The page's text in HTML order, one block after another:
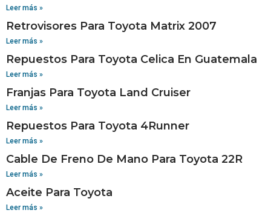
Leer más »
Retrovisores Para Toyota Matrix 2007
Leer más »
Repuestos Para Toyota Celica En Guatemala
Leer más »
Franjas Para Toyota Land Cruiser
Leer más »
Repuestos Para Toyota 4Runner
Leer más »
Cable De Freno De Mano Para Toyota 22R
Leer más »
Aceite Para Toyota
Leer más »